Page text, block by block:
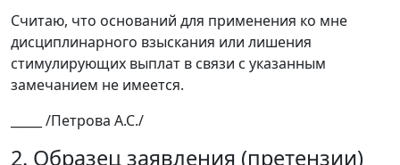
Считаю, что оснований для применения ко мне
дисциплинарного взыскания или лишения
стимулирующих выплат в связи с указанным
замечанием не имеется.
_____ /Петрова А.С./
2. Образец заявления (претензии)